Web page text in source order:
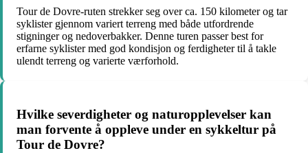
Tour de Dovre-ruten strekker seg over ca. 150 kilometer og tar
syklister gjennom variert terreng med både utfordrende
stigninger og nedoverbakker. Denne turen passer best for
erfarne syklister med god kondisjon og ferdigheter til å takle
ulendt terreng og varierte værforhold.
Hvilke severdigheter og naturopplevelser kan
man forvente å oppleve under en sykkeltur på
Tour de Dovre?